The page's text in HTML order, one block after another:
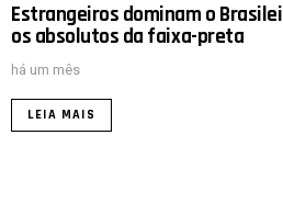
Estrangeiros dominam o
os absolutos da faixa-preta
há um mês
LEIA MAIS